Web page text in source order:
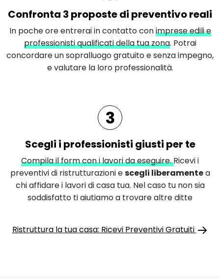
Confronta 3 proposte di preventivo reali
In poche ore entrerai in contatto conimprese edili e
professionisti qualificati della tua zona. Potrai
concordare un sopralluogo gratuito e senza impegno,
e valutare la loro professionalità.
3
Scegli i professionisti giusti per te
Compila il form con i lavori da eseguire.Ricevi i
preventivi di ristrutturazioni escegli liberamentea
chi affidare i lavori di casa tua. Nel caso tu non sia
soddisfatto ti aiutiamo a trovare altre ditte
Ristruttura la tua casa: Ricevi Preventivi Gratuiti